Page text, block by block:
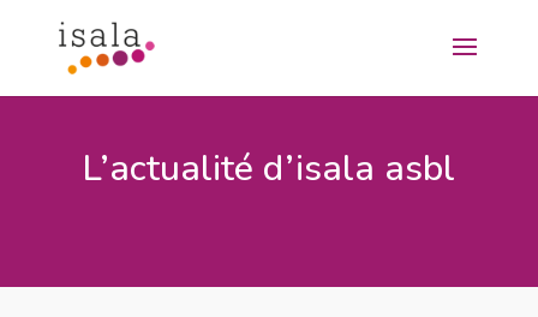
L’actualité d’isala asbl